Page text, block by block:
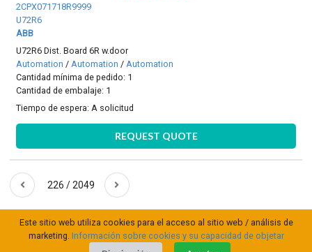
2CPX071718R9999
U72R6
ABB
U72R6 Dist. Board 6R w.door
Automation /Automation /Automation
Cantidad mínima de pedido: 1
Cantidad de embalaje: 1
Tiempo de espera:A solicitud
REQUEST QUOTE
226 / 2049
Este sitio web utiliza cookies para el acceso al sitio web / análisis de
marketing. Información sobre cookies y su capacidad de objetar